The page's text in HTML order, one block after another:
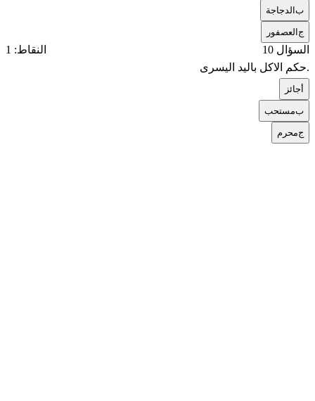
بالدجاجة
جالعصفور
السؤال 10
النقاط: 1
.حكم الاكل باليد اليسرى
جائز
بمستحب
جمحرم